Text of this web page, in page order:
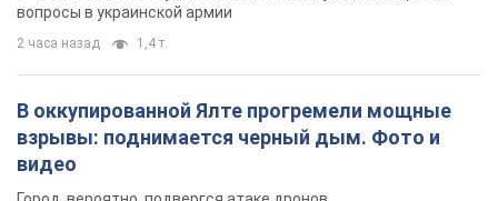
3 часа назад 4,8 т.